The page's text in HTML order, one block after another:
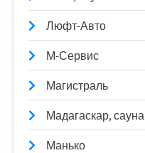
Люфт-Авто
М-Сервис
Магистраль
Мадагаскар, сауна
Манько